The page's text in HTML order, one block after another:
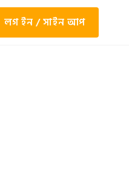
লগ ইন / সাইন আপ